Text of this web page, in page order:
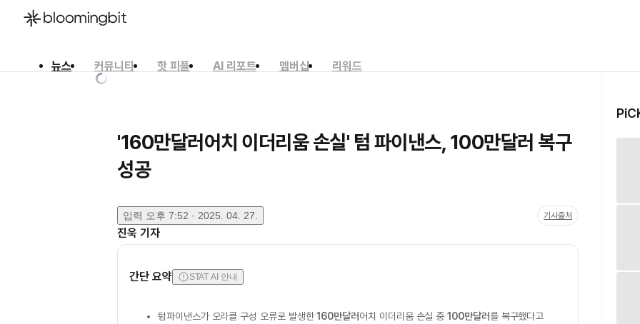
뉴스 커뮤니티 핫 피플 AI 리포트 멤버십
리워드
'160만달러어치 이더리움 손실' 텀 파이낸스, 100만달러 복구
성공
입력 오후 7:52 · 2025. 04. 27. 기사출처
진욱 기자
간단 요약 STAT AI 안내
텀파이낸스가 오라클 구성 오류로 발생한160만달러어치 이더리움 손실 중100만달러를 복구했다고